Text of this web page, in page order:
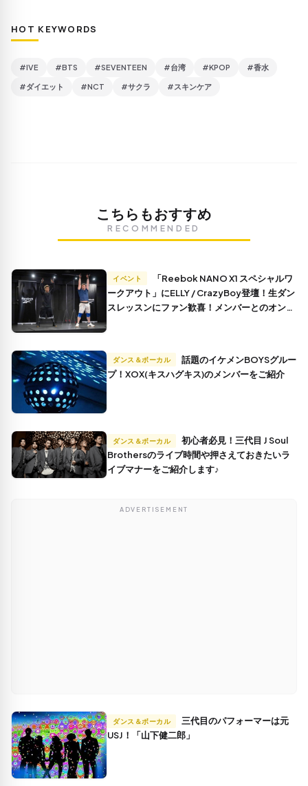
HOT KEYWORDS
#IVE #BTS #SEVENTEEN #台湾 #KPOP #香水
#ダイエット #NCT #サクラ #スキンケア
こちらもおすすめ
RECOMMENDED
イベント
ークアウト」にELLY / CrazyBoy登壇！生ダン
スレッスンにファン歓喜！メンバーとのオンラ
ダンス＆ボーカル
プ！XOX(キスハグキス)のメンバーをご紹介
ダンス＆ボーカル
Brothersのライブ時間や押さえておきたいラ
イブマナーをご紹介します♪
ADVERTISEMENT
ダンス＆ボーカル
USJ！「山下健二郎」